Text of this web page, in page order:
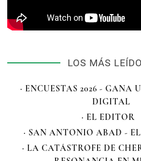
LOS MÁS
· ENCUESTAS 2026 - GANA
DIGITAL
· EL EDITOR
· SAN ANTONIO ABAD -
· LA CATÁSTROFE DE